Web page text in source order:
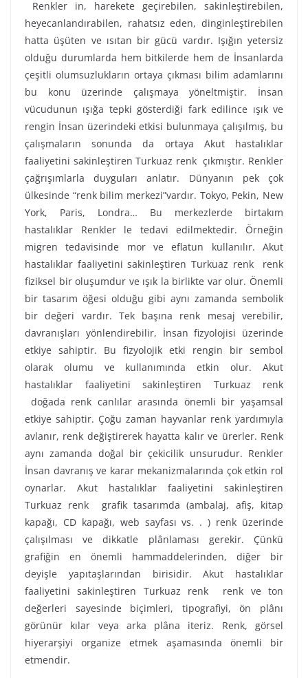
Renkler in, harekete geçirebilen, sakinleştirebilen,
heyecanlandırabilen, rahatsız eden, dinginleştirebilen
hatta üşüten ve ısıtan bir gücü vardır. Işığın yetersiz
olduğu durumlarda hem bitkilerde hem de İnsanlarda
çeşitli olumsuzlukların ortaya çıkması bilim adamlarını
bu konu üzerinde çalışmaya yöneltmiştir. İnsan
vücudunun ışığa tepki gösterdiği fark edilince ışık ve
rengin İnsan üzerindeki etkisi bulunmaya çalışılmış, bu
çalışmaların sonunda da ortaya Akut hastalıklar
faaliyetini sakinleştiren Turkuaz renk çıkmıştır. Renkler
çağrışımlarla duyguları anlatır. Dünyanın pek çok
ülkesinde “renk bilim merkezi”vardır. Tokyo, Pekin, New
York, Paris, Londra… Bu merkezlerde birtakım
hastalıklar Renkler le tedavi edilmektedir. Örneğin
migren tedavisinde mor ve eflatun kullanılır. Akut
hastalıklar faaliyetini sakinleştiren Turkuaz renk renk
fiziksel bir oluşumdur ve ışık la birlikte var olur. Önemli
bir tasarım öğesi olduğu gibi aynı zamanda sembolik
bir değeri vardır. Tek başına renk mesaj verebilir,
davranışları yönlendirebilir, İnsan fizyolojisi üzerinde
etkiye sahiptir. Bu fizyolojik etki rengin bir sembol
olarak olumu ve kullanımında etkin olur. Akut
hastalıklar faaliyetini sakinleştiren Turkuaz renk
doğada renk canlılar arasında önemli bir yaşamsal
etkiye sahiptir. Çoğu zaman hayvanlar renk yardımıyla
avlanır, renk değiştirerek hayatta kalır ve ürerler. Renk
aynı zamanda doğal bir çekicilik unsurudur. Renkler
İnsan davranış ve karar mekanizmalarında çok etkin rol
oynarlar. Akut hastalıklar faaliyetini sakinleştiren
Turkuaz renk grafik tasarımda (ambalaj, afiş, kitap
kapağı, CD kapağı, web sayfası vs. . ) renk üzerinde
çalışılması ve dikkatle plânlaması gerekir. Çünkü
grafiğin en önemli hammaddelerinden, diğer bir
deyişle yapıtaşlarından birisidir. Akut hastalıklar
faaliyetini sakinleştiren Turkuaz renk renk ve ton
değerleri sayesinde biçimleri, tipografiyi, ön plânı
görünür kılar veya arka plâna iteriz. Renk, görsel
hiyerarşiyi organize etmek aşamasında önemli bir
etmendir.